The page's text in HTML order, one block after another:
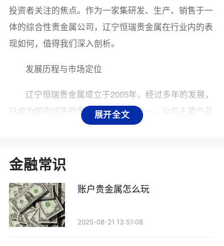
展开全文
投资者关注的焦点。作为一家集研发、生产、销售于一
体的综合性贵金属公司，辽宁恒瑞贵金属在行业内的表
现如何，值得我们深入剖析。
发展历程与市场定位
辽宁恒瑞贵金属成立于2005年，经过多年的发展，
已成为国内领先的贵金属生产企业之一。公司主要产品
包括黄金、白银、铂金等贵金属的加工与销售，产品广
术力量和丰富的市场经验，辽宁恒瑞逐渐确立了在行业
产品质量与创新能力
贵金属的质量是影响市场竞争力的关键因素。辽宁
金融常识
账户贵金属怎么玩
2025-08-21 13:51:08